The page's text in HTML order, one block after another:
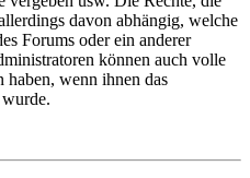
davon abhängig, welche
Forums oder ein anderer
können auch volle
haben, wenn ihnen das